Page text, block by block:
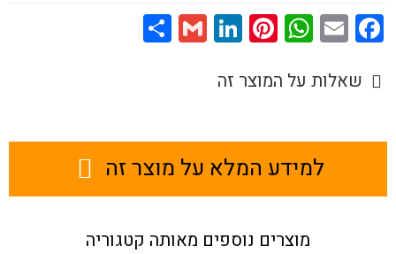
Facebook
Email
WhatsApp
Pinterest
LinkedIn
Gmail
שאלות על המוצר זה
למידע המלא על מוצר זה
מוצרים נוספים מאותה קטגוריה